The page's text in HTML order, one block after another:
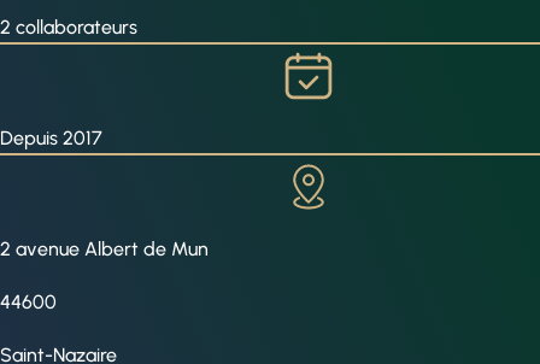
2 collaborateurs
Depuis 2017
2 avenue Albert de Mun
44600
Saint-Nazaire